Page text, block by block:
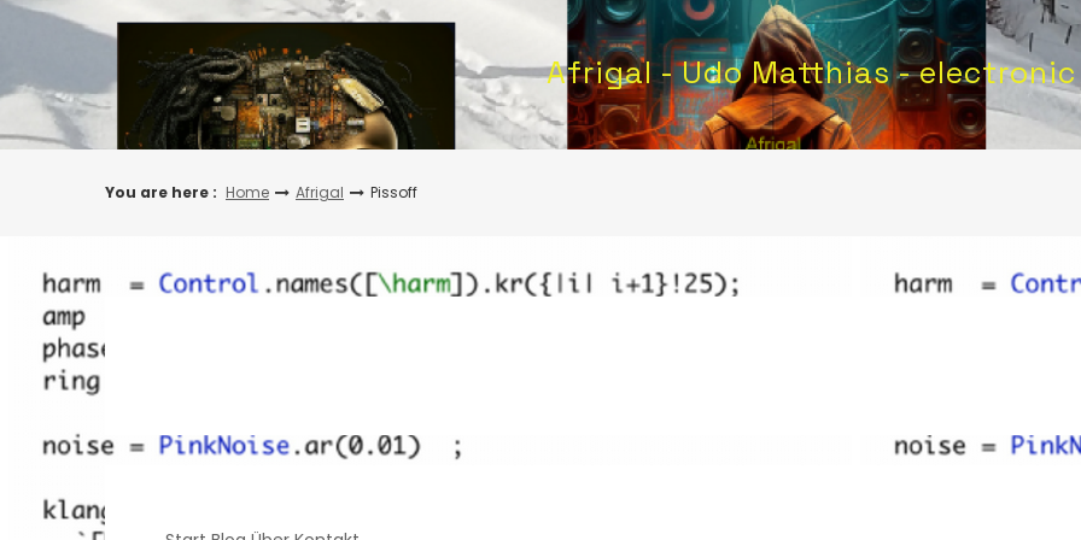
Skip
Afrigal - Udo Matthias - electronic
You are here : Home Afrigal Pissoff